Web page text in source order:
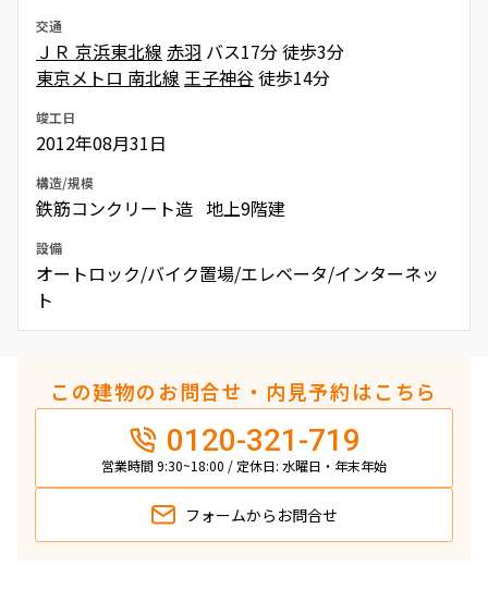
交通
ＪＲ 京浜東北線 赤羽 バス17分 徒歩3分
東京メトロ 南北線 王子神谷徒歩14分
竣工日
2012年08月31日
構造/規模
鉄筋コンクリート造 地上9階建
設備
オートロック/バイク置場/エレベータ/インターネッ
ト
この建物のお問合せ・内見予約はこちら
0120-321-719
営業時間 9:30~18:00 / 定休日: 水曜日・年末年始
フォームから お問合せ